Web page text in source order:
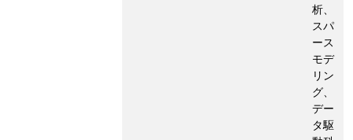
析、
スパ
ース
モデ
リン
グ、
デー
タ駆